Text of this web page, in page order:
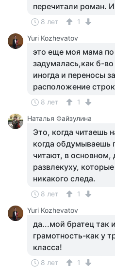
перечитали роман.
8 лет
1
Yuri Kozhevatov
это еще моя мама
задумалась,как б-
иногда и переносы
расположение
8 лет
1
Наталья Файзулина
Это, когда читаешь
когда обдумываешь
читают, в
развлекуху,
никакого следа.
8 лет
1
Yuri Kozhevatov
да...мой братец так
грамотность-как у
класса!
8 лет
1